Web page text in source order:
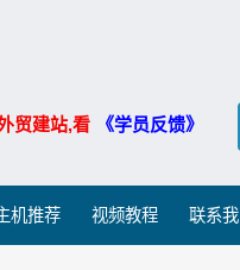
贸建站,看 《学员反馈》
机推荐 视频教程 联系我